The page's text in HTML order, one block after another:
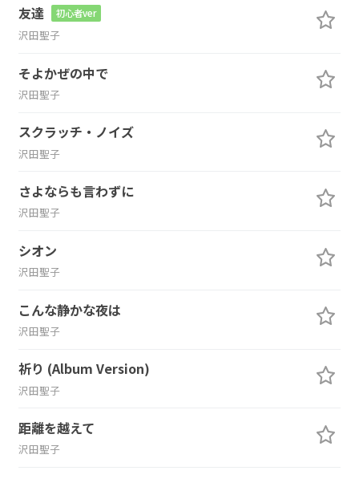
友達 初心者ver
沢田聖子
そよかぜの中で
沢田聖子
スクラッチ・ノイズ
沢田聖子
さよならも言わずに
沢田聖子
シオン
沢田聖子
こんな静かな夜は
沢田聖子
祈り (Album Version)
沢田聖子
距離を越えて
沢田聖子